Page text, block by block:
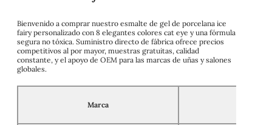
Bienvenido a comprar nuestro esmalte de gel de porcelana ice
fairy personalizado con 8 elegantes colores cat eye y una fórmula
segura no tóxica. Suministro directo de fábrica ofrece precios
competitivos al por mayor, muestras gratuitas, calidad
constante, y el apoyo de OEM para las marcas de uñas y salones
globales.
Marca